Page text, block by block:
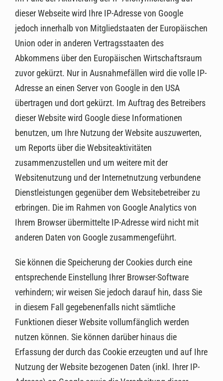
dieser Webseite wird Ihre IP-Adresse von Google
jedoch innerhalb von Mitgliedstaaten der Europäischen
Union oder in anderen Vertragsstaaten des
Abkommens über den Europäischen Wirtschaftsraum
zuvor gekürzt. Nur in Ausnahmefällen wird die volle IP-
Adresse an einen Server von Google in den USA
übertragen und dort gekürzt. Im Auftrag des Betreibers
dieser Website wird Google diese Informationen
benutzen, um Ihre Nutzung der Website auszuwerten,
um Reports über die Websiteaktivitäten
zusammenzustellen und um weitere mit der
Websitenutzung und der Internetnutzung verbundene
Dienstleistungen gegenüber dem Websitebetreiber zu
erbringen. Die im Rahmen von Google Analytics von
Ihrem Browser übermittelte IP-Adresse wird nicht mit
anderen Daten von Google zusammengeführt.
Sie können die Speicherung der Cookies durch eine
entsprechende Einstellung Ihrer Browser-Software
verhindern; wir weisen Sie jedoch darauf hin, dass Sie
in diesem Fall gegebenenfalls nicht sämtliche
Funktionen dieser Website vollumfänglich werden
nutzen können. Sie können darüber hinaus die
Erfassung der durch das Cookie erzeugten und auf Ihre
Nutzung der Website bezogenen Daten (inkl. Ihrer IP-